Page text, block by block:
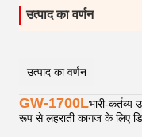
उत्पाद का वर्णन
उत्पाद का वर्णन
GW-1700Lभारी-
रूप से लहराती कागज के लिए